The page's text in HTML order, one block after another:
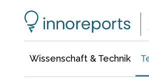
Wissenschaft & Technik